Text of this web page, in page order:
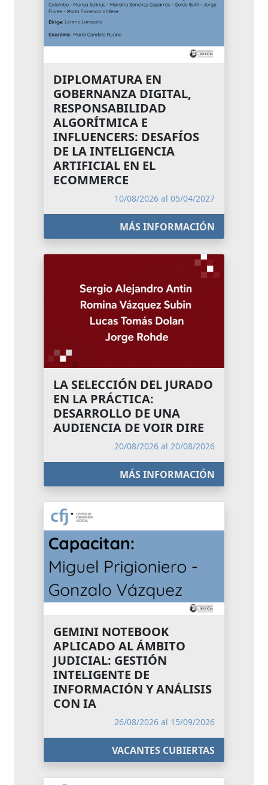
DIPLOMATURA EN
GOBERNANZA DIGITAL,
RESPONSABILIDAD
ALGORÍTMICA E
INFLUENCERS: DESAFÍOS
DE LA INTELIGENCIA
ARTIFICIAL EN EL
ECOMMERCE
10/08/2026 al 05/04/2027
MÁS INFORMACIÓN
LA SELECCIÓN DEL JURADO
EN LA PRÁCTICA:
DESARROLLO DE UNA
AUDIENCIA DE VOIR DIRE
20/08/2026 al 20/08/2026
MÁS INFORMACIÓN
GEMINI NOTEBOOK
APLICADO AL ÁMBITO
JUDICIAL: GESTIÓN
INTELIGENTE DE
INFORMACIÓN Y ANÁLISIS
CON IA
26/08/2026 al 15/09/2026
VACANTES CUBIERTAS